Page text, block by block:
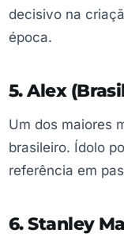
decisivo na
época.
5. Alex
Um dos maiores
brasileiro. Ídolo
referência em
6. Stanley